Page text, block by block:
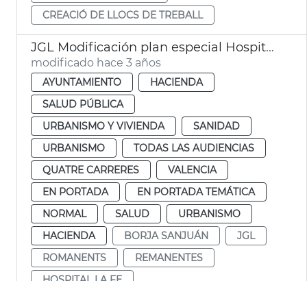
CREACIÓ DE LLOCS DE TREBALL
JGL Modificación plan especial Hospital la Fe
modificado hace 3 años
AYUNTAMIENTO
HACIENDA
SALUD PÚBLICA
URBANISMO Y VIVIENDA
SANIDAD
URBANISMO
TODAS LAS AUDIENCIAS
QUATRE CARRERES
VALENCIA
EN PORTADA
EN PORTADA TEMÁTICA
NORMAL
SALUD
URBANISMO
HACIENDA
BORJA SANJUÁN
JGL
ROMANENTS
REMANENTES